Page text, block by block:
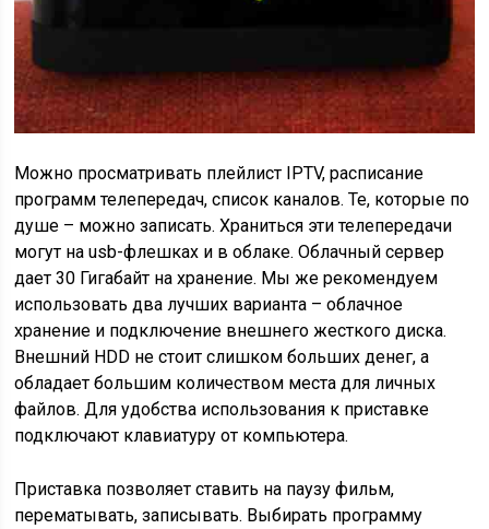
Можно просматривать плейлист IPTV, расписание
программ телепередач, список каналов. Те, которые по
душе – можно записать. Храниться эти телепередачи
могут на usb-флешках и в облаке. Облачный сервер
дает 30 Гигабайт на хранение. Мы же рекомендуем
использовать два лучших варианта – облачное
хранение и подключение внешнего жесткого диска.
Внешний HDD не стоит слишком больших денег, а
обладает большим количеством места для личных
файлов. Для удобства использования к приставке
подключают клавиатуру от компьютера.
Приставка позволяет ставить на паузу фильм,
перематывать, записывать. Выбирать программу